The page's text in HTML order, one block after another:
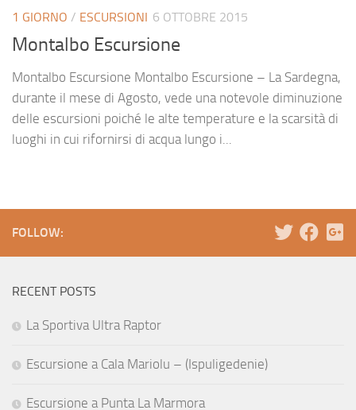
1 GIORNO / ESCURSIONI 6 OTTOBRE 2015
Montalbo Escursione
Montalbo Escursione Montalbo Escursione – La Sardegna,
durante il mese di Agosto, vede una notevole diminuzione
delle escursioni poiché le alte temperature e la scarsità di
luoghi in cui rifornirsi di acqua lungo i...
FOLLOW:
RECENT POSTS
La Sportiva Ultra Raptor
Escursione a Cala Mariolu – (Ispuligedenie)
Escursione a Punta La Marmora